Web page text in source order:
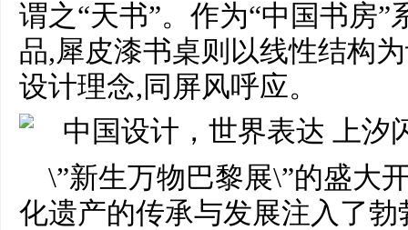
谓之“天书”。作为“中国书房
品,犀皮漆书桌则以线性结构
设计理念,同屏风呼应。
\”新生万物巴黎展\”的盛大
化遗产的传承与发展注入了